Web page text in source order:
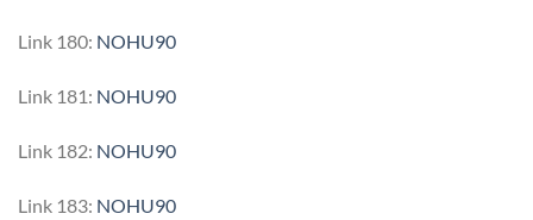
Link 180: NOHU90
Link 181: NOHU90
Link 182: NOHU90
Link 183: NOHU90